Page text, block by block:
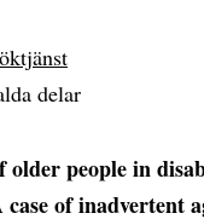
delar
older people in
of inadvertent